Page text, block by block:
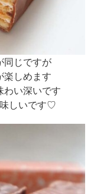
同じですが
楽しめます
わい深いです
しいです♡